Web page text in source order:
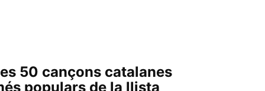
50 cançons catalanes
populars de la llista